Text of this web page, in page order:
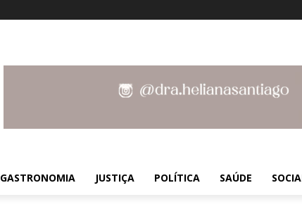
GASTRONOMIA JUSTIÇA POLÍTICA SAÚDE